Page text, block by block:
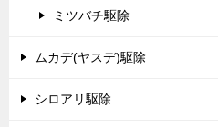
ミツバチ駆除
ムカデ(ヤスデ)駆除
シロアリ駆除